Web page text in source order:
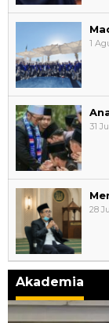
1
31
28
Akademia